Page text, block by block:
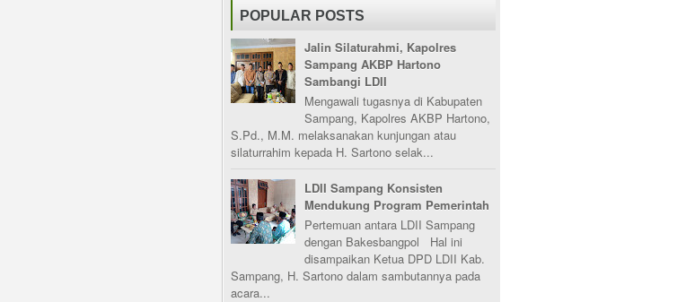
POPULAR POSTS
Jalin Silaturahmi, Kapolres
Sampang AKBP Hartono
Sambangi LDII
Mengawali tugasnya di Kabupaten
Sampang, Kapolres AKBP Hartono,
S.Pd., M.M. melaksanakan kunjungan atau
silaturrahim kepada H. Sartono selak...
LDII Sampang Konsisten
Mendukung Program Pemerintah
Pertemuan antara LDII Sampang
dengan Bakesbangpol Hal ini
disampaikan Ketua DPD LDII Kab.
Sampang, H. Sartono dalam sambutannya pada
acara...